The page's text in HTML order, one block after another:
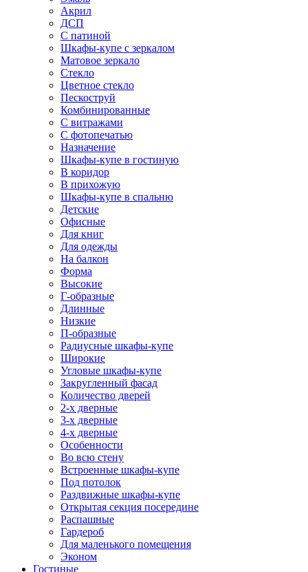
Акрил
ДСП
С патиной
Шкафы-купе с зеркалом
Матовое зеркало
Стекло
Цветное стекло
Пескоструй
Комбинированные
С витражами
С фотопечатью
Назначение
Шкафы-купе в гостиную
В коридор
В прихожую
Шкафы-купе в спальню
Детские
Офисные
Для книг
Для одежды
На балкон
Форма
Высокие
Г-образные
Длинные
Низкие
П-образные
Радиусные шкафы-купе
Широкие
Угловые шкафы-купе
Закругленный фасад
Количество дверей
2-х дверные
3-х дверные
4-х дверные
Особенности
Во всю стену
Встроенные шкафы-купе
Под потолок
Раздвижные шкафы-купе
Открытая секция посередине
Распашные
Гардероб
Для маленького помещения
Эконом
Гостиные